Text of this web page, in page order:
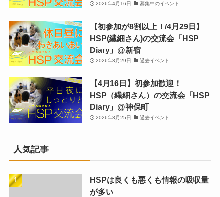
2026年4月16日 募集中のイベント
【初参加が8割以上！/4月29日】
HSP(繊細さん)の交流会「HSP
Diary」@新宿
2026年3月29日 過去イベント
【4月16日】初参加歓迎！
HSP（繊細さん）の交流会「HSP
Diary」@神保町
2026年3月25日 過去イベント
人気記事
HSPは良くも悪くも情報の吸収量
が多い